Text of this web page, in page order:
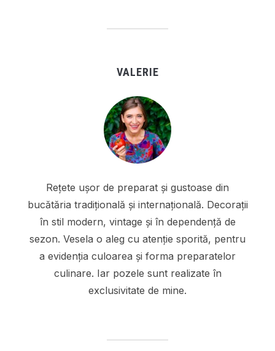
VALERIE
Rețete ușor de preparat și gustoase din
bucătăria tradițională și internațională. Decorații
în stil modern, vintage și în dependență de
sezon. Vesela o aleg cu atenție sporită, pentru
a evidenția culoarea și forma preparatelor
culinare. Iar pozele sunt realizate în
exclusivitate de mine.